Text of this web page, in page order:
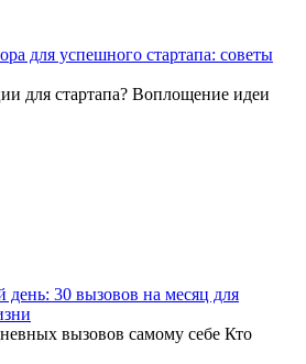
для успешного стартапа: советы
для стартапа? Воплощение идеи
день: 30 вызовов на месяц для
вызовов самому себе Кто